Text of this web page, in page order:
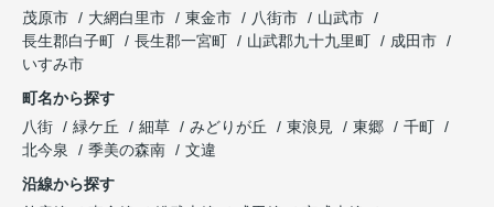
茂原市
大網白里市 東金市 八街市
山武市
長生郡白子町
長生郡一宮町 山武郡九十九里町
成田市
いすみ市
町名から探す
八街
緑ケ丘 細草 みどりが丘 東浪見 東郷
千町
北今泉
季美の森南
文違
沿線から探す